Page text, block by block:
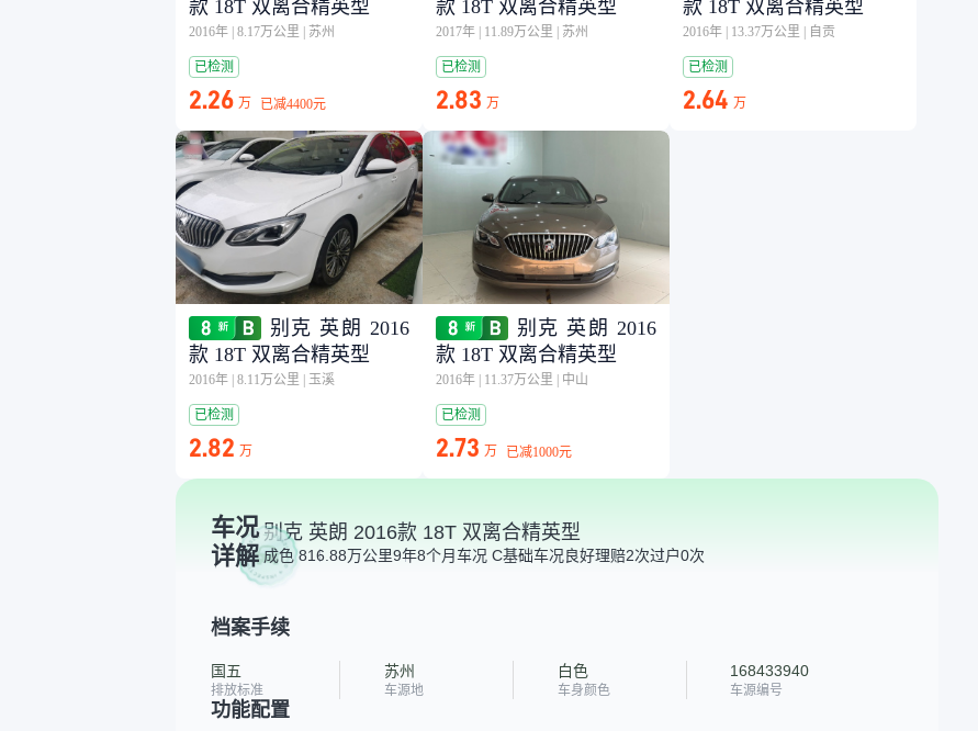
款 18T 双离合精英型
2016年 8.17万公里 苏州
已检测
2.26 万 已减4400元
款 18T 双离合精英型
2017年 11.89万公里 苏州
已检测
2.83 万
款 18T 双离合精英型
2016年 13.37万公里 自贡
已检测
2.64 万
别克 英朗 2016
款 18T 双离合精英型
2016年 8.11万公里 玉溪
已检测
2.82 万
别克 英朗 2016
款 18T 双离合精英型
2016年 11.37万公里 中山
已检测
2.73 万 已减1000元
车况
详解
别克 英朗 2016款 18T 双离合精英型
成色 816.88万公里9年8个月车况 C基础车况良好理赔2次过户0次
档案手续
国五
排放标准
苏州
车源地
白色
车身颜色
168433940
车源编号
功能配置